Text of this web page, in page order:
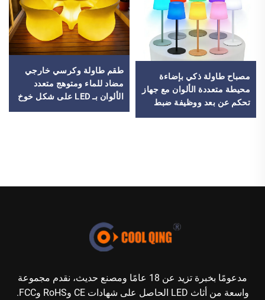
مصباح طاولة ذكي بإضاءة
محيطة متعددة الألوان مع جهاز
تحكم عن بعد ووظيفة ضبط
طقم طاولة وكرسي خارجي
مضاد للماء ومتوهج متعدد
الألوان بـ LED على شكل خوخ
ربيعي
مدعومًا بخبرة تزيد عن 18 عامًا ومصنع حديث، نقدم مجموعة
واسعة من أثاث LED الحاصل على شهادات CE وRoHS وFCC.